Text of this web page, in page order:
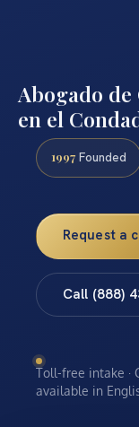
Abogado
en el
1997 Founded
Request a
Call (888)
Toll-free intake ·
available in